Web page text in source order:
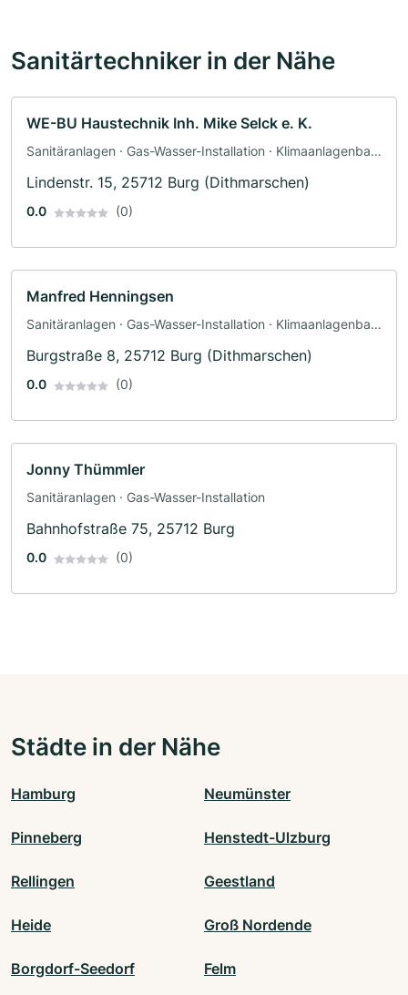
Sanitärtechniker in der Nähe
WE-BU Haustechnik Inh. Mike Selck e. K.
Sanitäranlagen · Gas-Wasser-Installation · Klimaanlagenbau
Lindenstr. 15, 25712 Burg (Dithmarschen)
0.0 (0)
Manfred Henningsen
Sanitäranlagen · Gas-Wasser-Installation · Klimaanlagenbau
Burgstraße 8, 25712 Burg (Dithmarschen)
0.0 (0)
Jonny Thümmler
Sanitäranlagen · Gas-Wasser-Installation
Bahnhofstraße 75, 25712 Burg
0.0 (0)
Städte in der Nähe
Hamburg Neumünster
Pinneberg Henstedt-Ulzburg
Rellingen Geestland
Heide Groß Nordende
Borgdorf-Seedorf Felm